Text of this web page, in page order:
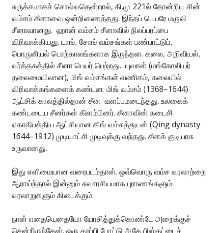
சுருக்கமாகச் சொல்வதென்றால், கி.மு 221ல் தோன்றிய சின்
வம்சம் சீனாவை ஒன்றிணைத்தது. இந்தப் பெயரே மருவி
சீனாவானது. ஹான் வம்சம் சீனாவில் நிலப்பரப்பை
விரிவாக்கியது. டாங், சோங் வம்சங்கள் பண்பாட்டுப்,
பொருளியல் பொற்காலங்களாக இருந்தன. கலை, அறிவியல்,
வர்த்தகத்தில் சீனா பெயர் பெற்றது. யுவான் (மங்கோலியர்
தலைமையிலான), மிங் வம்சங்கள் வணிகம், கலையில்
விரிவாக்கங்களைக் கண்டன. மிங் வம்சம் (1368–1644)
ஆட்சிக் காலத்தில்தான் சீன வளப்பமடைந்தது. உலகைக்
கண்டடைய சீனர்கள் கிளம்பினர். சீனாவின் கடைசி
ஏகாதிபத்திய ஆட்சியான கிங் வம்சத்துடன் (Qing dynasty
1644–1912) முடியாட்சி முடிவுக்கு வந்தது. சீனக் குடியரசு
உருவானது.
இது எளிமையான வரைபடம்தான். ஒவ்வொரு வம்ச வரலாற்றை
ஆராய்ந்தால் இன்னும் சுவாரசியமாக புராணங்களும்
வரலாறுகளும் கிடைக்கும்.
நான் எதையெதையோ யோசித்துக்கொண்டே அறைக்குச்
சென்றிருந்தேன். ஒரு காப்பி போட்டு அதே பிஸ்கட்டைச்